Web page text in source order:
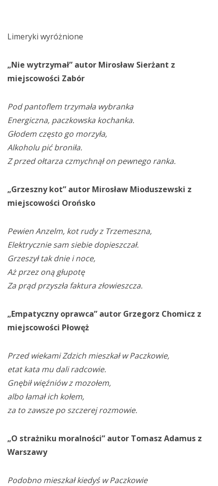
Limeryki wyróżnione
„Nie wytrzymał” autor Mirosław Sierżant z
miejscowości Zabór
Pod pantoflem trzymała wybranka
Energiczna, paczkowska kochanka.
Głodem często go morzyła,
Alkoholu pić broniła.
Z przed ołtarza czmychnął on pewnego ranka.
„Grzeszny kot” autor Mirosław Mioduszewski z
miejscowości Orońsko
Pewien Anzelm, kot rudy z Trzemeszna,
Elektrycznie sam siebie dopieszczał.
Grzeszył tak dnie i noce,
Aż przez oną głupotę
Za prąd przyszła faktura złowieszcza.
„Empatyczny oprawca” autor Grzegorz Chomicz z
miejscowości Płowęż
Przed wiekami Zdzich mieszkał w Paczkowie,
etat kata mu dali radcowie.
Gnębił więźniów z mozołem,
albo łamał ich kołem,
za to zawsze po szczerej rozmowie.
„O strażniku moralności” autor Tomasz Adamus z
Warszawy
Podobno mieszkał kiedyś w Paczkowie